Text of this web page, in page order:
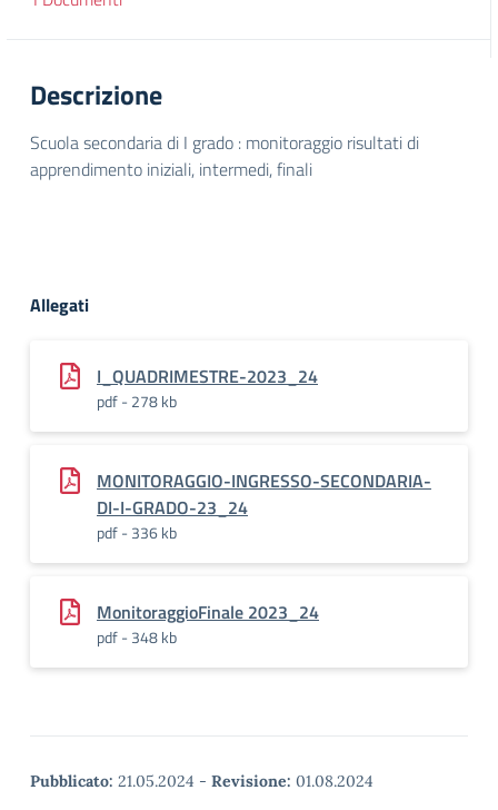
Descrizione
Scuola secondaria di I grado : monitoraggio risultati di
apprendimento iniziali, intermedi, finali
Allegati
I_QUADRIMESTRE-2023_24
pdf - 278 kb
MONITORAGGIO-INGRESSO-SECONDARIA-
DI-I-GRADO-23_24
pdf - 336 kb
MonitoraggioFinale 2023_24
pdf - 348 kb
Pubblicato: 21.05.2024 - Revisione: 01.08.2024